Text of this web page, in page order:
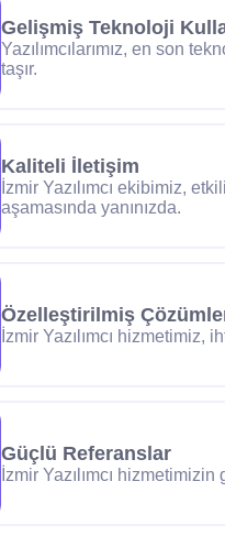
Gelişmiş Teknoloji
Yazılımcılarımız, en son
taşır.
Kaliteli İletişim
İzmir Yazılımcı ekibimiz,
aşamasında yanınızda.
Özelleştirilmiş
İzmir Yazılımcı hizmetimiz,
Güçlü Referanslar
İzmir Yazılımcı hizmetimizin